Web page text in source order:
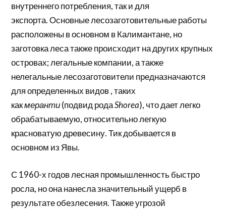
внутреннегопотребления, таки для
экспорта. Основные лесозаготовительные работы
расположены в основном в Калимантане, но
заготовка леса также происходит на других крупных
островах;легальныекомпании, а также
нелегальные лесозаготовители предназначаются
для определенных видов, таких
какмеранти(подвид родаShorea), что дает легко
обрабатываемую, относительно легкую
красноватую древесину. Тик добывается в
основном из Явы.
С 1960-х годов лесная промышленностьбыстро
росла, но она нанесла значительный ущерб в
результате обезлесения. Также угрозой